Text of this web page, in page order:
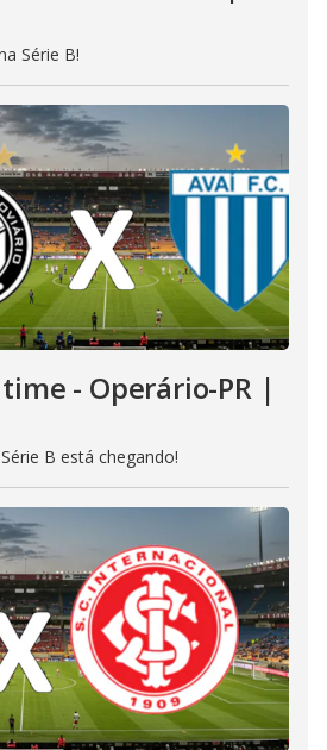
Série B!
- Operário-PR |
B está chegando!